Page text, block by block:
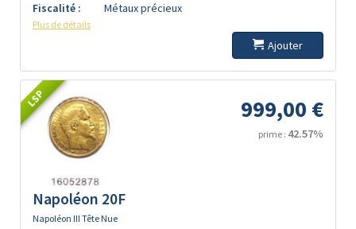
Fiscalité :
Métaux précieux
Plus de détails
Ajouter
LSP 999,00 €
prime : 42.57%
Napoléon 20F
Napoléon III Tête Nue